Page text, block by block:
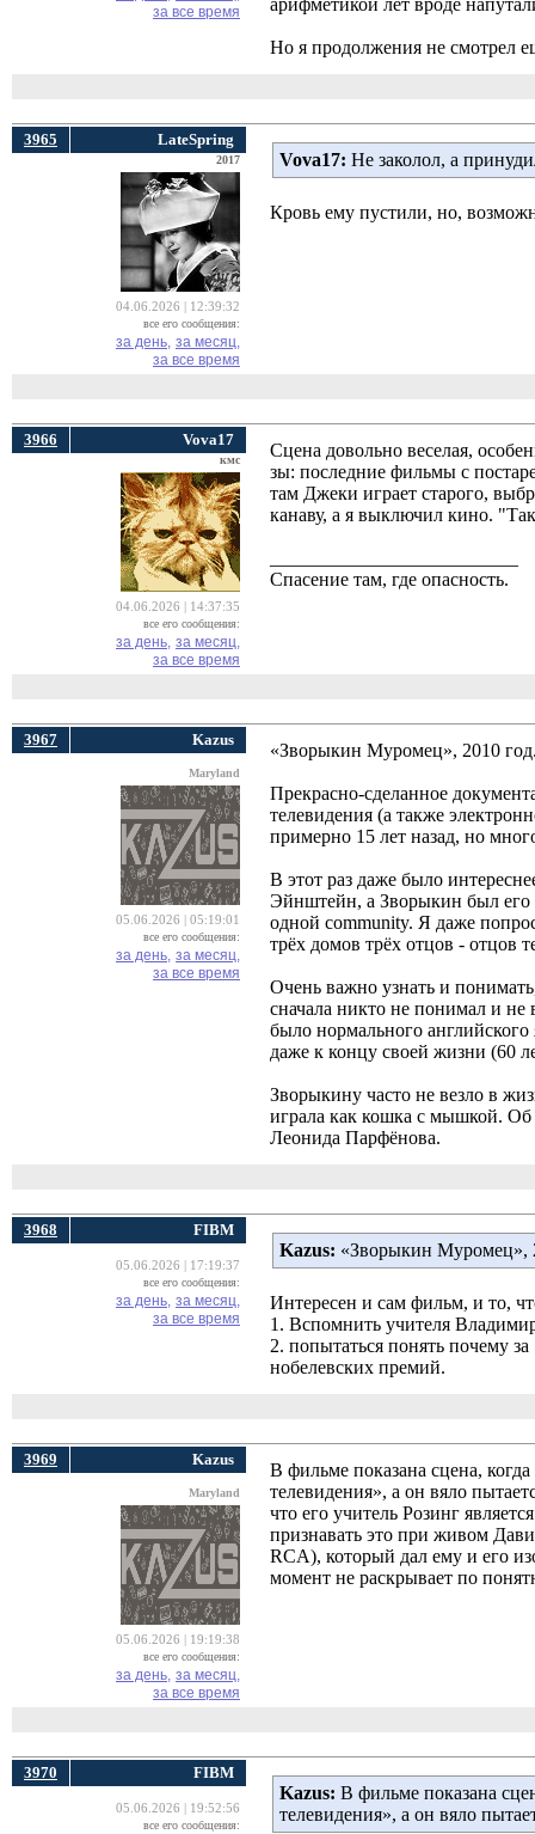
за все время
арифметикой лет вроде
Но я продолжения не смотрел
3965 LateSpring
2017
04.06.2026 | 12:39:32
все его сообщения:
за день, за месяц,
за все время
Vova17: Не заколол, а
Кровь ему пустили, но,
3966 Vova17
кмс
04.06.2026 | 14:37:35
все его сообщения:
за день, за месяц,
за все время
Сцена довольно веселая,
зы: последние фильмы с
там Джеки играет старого,
канаву, а я выключил кино.
Спасение там, где опасность.
3967 Kazus
Maryland
05.06.2026 | 05:19:01
все его сообщения:
за день, за месяц,
за все время
«Зворыкин Муромец», 2010
Прекрасно-сделанное
телевидения (а также
примерно 15 лет назад, но
В этот раз даже было
Эйнштейн, а Зворыкин был его
одной community. Я даже
трёх домов трёх отцов - отцов
Очень важно узнать и
сначала никто не понимал и не
было нормального
даже к концу своей жизни (60
Зворыкину часто не везло в
играла как кошка с мышкой. Об
Леонида Парфёнова.
3968 FIBM
05.06.2026 | 17:19:37
все его сообщения:
за день, за месяц,
за все время
Kazus: «Зворыкин Муромец»,
Интересен и сам фильм, и то,
1. Вспомнить учителя
2. попытаться понять почему
нобелевских премий.
3969 Kazus
Maryland
05.06.2026 | 19:19:38
все его сообщения:
за день, за месяц,
за все время
В фильме показана сцена,
телевидения», а он вяло
что его учитель Розинг
признавать это при живом
RCA), который дал ему и его
момент не раскрывает по
3970 FIBM
05.06.2026 | 19:52:56
все его сообщения:
Kazus: В фильме показана
телевидения», а он вяло